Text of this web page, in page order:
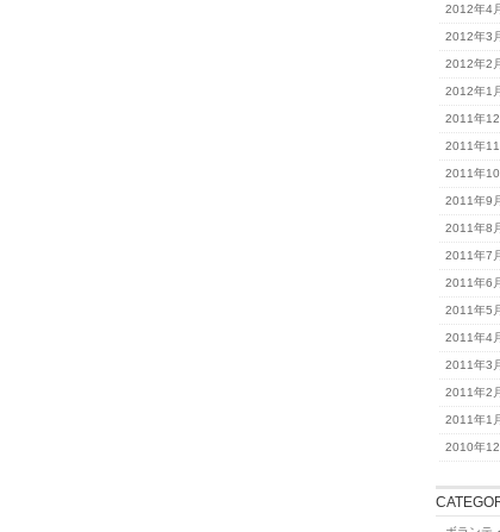
2012年4
2012年3
2012年2
2012年1
2011年12
2011年11
2011年10
2011年9
2011年8
2011年7
2011年6
2011年5
2011年4
2011年3
2011年2
2011年1
2010年12